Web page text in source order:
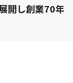
開し創業70年